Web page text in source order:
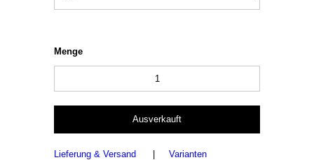
Menge
Lieferung & Versand Varianten